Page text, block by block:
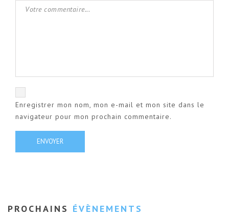
Enregistrer mon nom, mon e-mail et mon site dans le
navigateur pour mon prochain commentaire.
PROCHAINS ÉVÈNEMENTS